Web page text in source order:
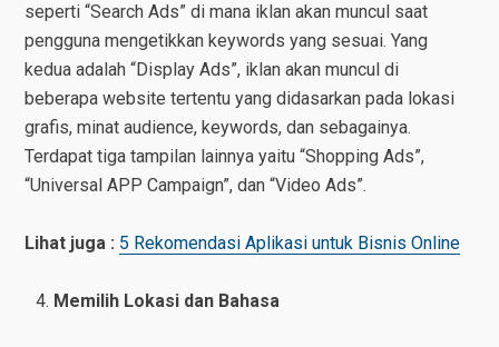
seperti “Search Ads” di mana iklan akan muncul saat
pengguna mengetikkan keywords yang sesuai. Yang
kedua adalah “Display Ads”, iklan akan muncul di
beberapa website tertentu yang didasarkan pada lokasi
grafis, minat audience, keywords, dan sebagainya.
Terdapat tiga tampilan lainnya yaitu “Shopping Ads”,
“Universal APP Campaign”, dan “Video Ads”.
Lihat juga : 5 Rekomendasi Aplikasi untuk Bisnis Online
Memilih Lokasi dan Bahasa